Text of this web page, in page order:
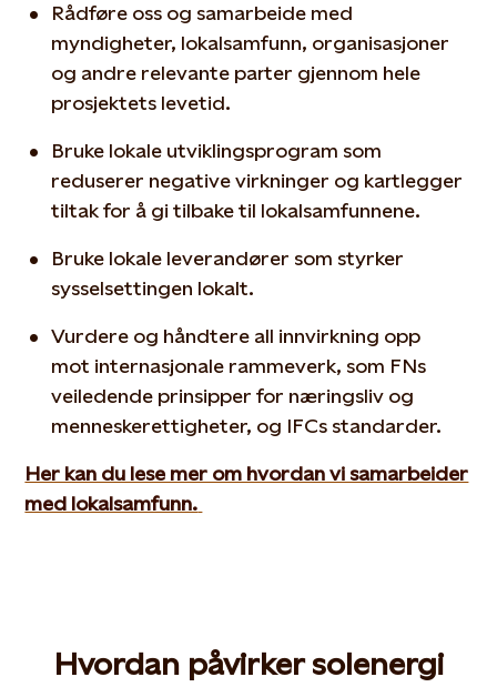
Rådføre oss og samarbeide med
myndigheter, lokalsamfunn, organisasjoner
og andre relevante parter gjennom hele
prosjektets levetid.
Bruke lokale utviklingsprogram som
reduserer negative virkninger og kartlegger
tiltak for å gi tilbake til lokalsamfunnene.
Bruke lokale leverandører som styrker
sysselsettingen lokalt.
Vurdere og håndtere all innvirkning opp
mot internasjonale rammeverk, som FNs
veiledende prinsipper for næringsliv og
menneskerettigheter, og IFCs standarder.
Her kan du lese mer om hvordan vi samarbeider
med lokalsamfunn.
Hvordan påvirker solenergi